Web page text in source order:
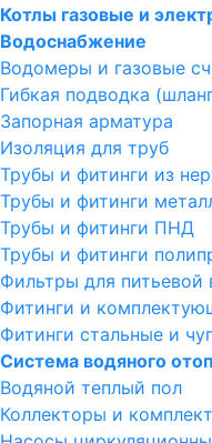
Котлы газовые и
Водоснабжение
Водомеры и газовые
Гибкая подводка
Запорная арматура
Изоляция для труб
Трубы и фитинги из
Трубы и фитинги
Трубы и фитинги ПНД
Трубы и фитинги
Фильтры для питьевой
Фитинги и
Фитинги стальные и
Система водяного
Водяной теплый пол
Коллекторы и